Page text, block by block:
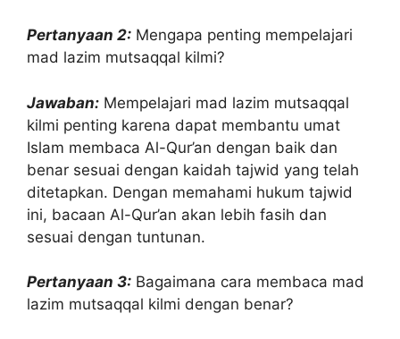
Pertanyaan 2: Mengapa penting mempelajari
mad lazim mutsaqqal kilmi?
Jawaban: Mempelajari mad lazim mutsaqqal
kilmi penting karena dapat membantu umat
Islam membaca Al-Qur’an dengan baik dan
benar sesuai dengan kaidah tajwid yang telah
ditetapkan. Dengan memahami hukum tajwid
ini, bacaan Al-Qur’an akan lebih fasih dan
sesuai dengan tuntunan.
Pertanyaan 3: Bagaimana cara membaca mad
lazim mutsaqqal kilmi dengan benar?